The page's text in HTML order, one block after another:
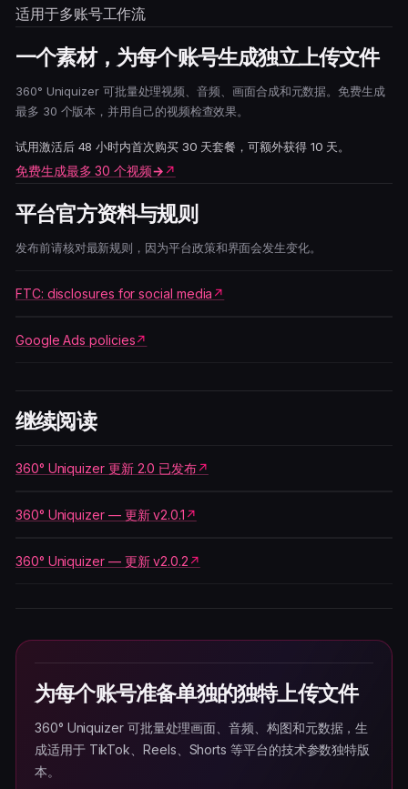
适用于多账号工作流
一个素材，为每个账号生成独立上传文件
360° Uniquizer 可批量处理视频、音频、画面合成和元数据。免费生成
最多 30 个版本，并用自己的视频检查效果。
试用激活后 48 小时内首次购买 30 天套餐，可额外获得 10 天。
免费生成最多 30 个视频→
平台官方资料与规则
发布前请核对最新规则，因为平台政策和界面会发生变化。
FTC: disclosures for social media
Google Ads policies
继续阅读
360° Uniquizer 更新 2.0 已发布
360° Uniquizer — 更新 v2.0.1
360° Uniquizer — 更新 v2.0.2
为每个账号准备单独的独特上传文件
360° Uniquizer 可批量处理画面、音频、构图和元数据，生
成适用于 TikTok、Reels、Shorts 等平台的技术参数独特版
本。